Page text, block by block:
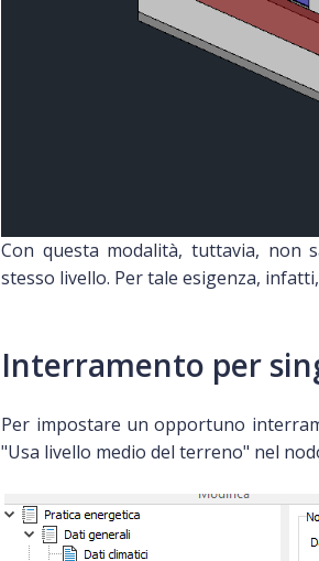
Con questa modalità, tuttavia, non
stesso livello. Per tale esigenza,
Interramento per
Per impostare un opportuno
"Usa livello medio del terreno" nel